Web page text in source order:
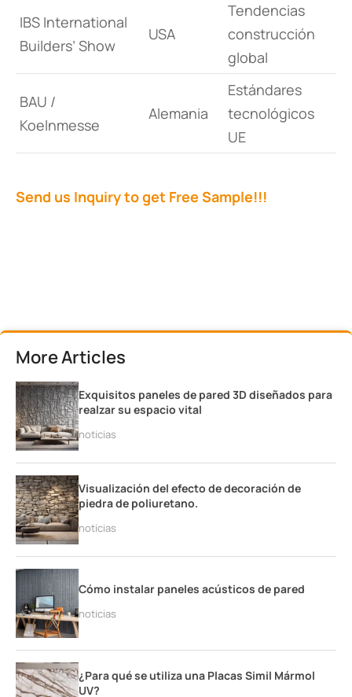
IBS International
Builders’ Show
USA
Tendencias
construcción
global
BAU /
Koelnmesse
Alemania
Estándares
tecnológicos
UE
Send us Inquiry to get Free Sample!!!
More Articles
Exquisitos paneles de pared 3D diseñados para
realzar su espacio vital
noticias
Visualización del efecto de decoración de
piedra de poliuretano.
noticias
Cómo instalar paneles acústicos de pared
noticias
¿Para qué se utiliza una Placas Simil Mármol
UV?